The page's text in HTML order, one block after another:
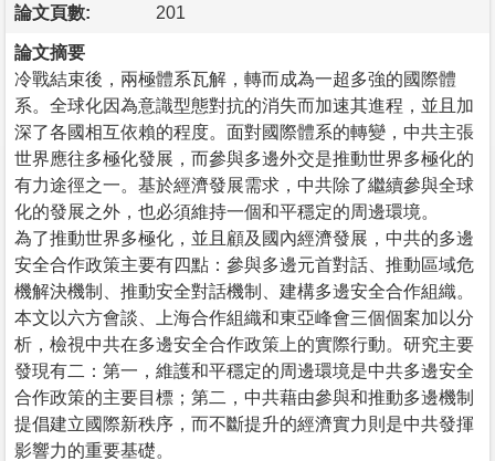
論文頁數: 201
論文摘要
冷戰結束後，兩極體系瓦解，轉而成為一超多強的國際體
系。全球化因為意識型態對抗的消失而加速其進程，並且加
深了各國相互依賴的程度。面對國際體系的轉變，中共主張
世界應往多極化發展，而參與多邊外交是推動世界多極化的
有力途徑之一。基於經濟發展需求，中共除了繼續參與全球
化的發展之外，也必須維持一個和平穩定的周邊環境。
為了推動世界多極化，並且顧及國內經濟發展，中共的多邊
安全合作政策主要有四點：參與多邊元首對話、推動區域危
機解決機制、推動安全對話機制、建構多邊安全合作組織。
本文以六方會談、上海合作組織和東亞峰會三個個案加以分
析，檢視中共在多邊安全合作政策上的實際行動。研究主要
發現有二：第一，維護和平穩定的周邊環境是中共多邊安全
合作政策的主要目標；第二，中共藉由參與和推動多邊機制
提倡建立國際新秩序，而不斷提升的經濟實力則是中共發揮
影響力的重要基礎。